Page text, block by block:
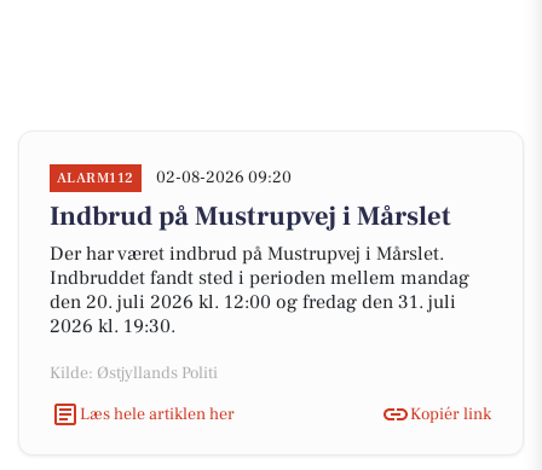
ALARM112 02-08-2026 09:20
Indbrud på Mustrupvej i Mårslet
Der har været indbrud på Mustrupvej i Mårslet.
Indbruddet fandt sted i perioden mellem mandag
den 20. juli 2026 kl. 12:00 og fredag den 31. juli
2026 kl. 19:30.
Kilde: Østjyllands Politi
Læs hele artiklen her
Kopiér link